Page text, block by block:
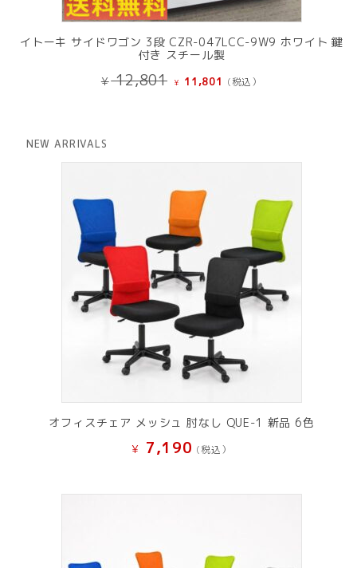
イトーキ サイドワゴン 3段 CZR-047LCC-9W9 ホワイト 鍵
付き スチール製
¥12,801 元
し
¥ 11,801 現
(税込）
NEW ARRIVALS
オフィスチェア メッシュ 肘なし QUE-1 新品 6色
¥ 7,190 (税込）